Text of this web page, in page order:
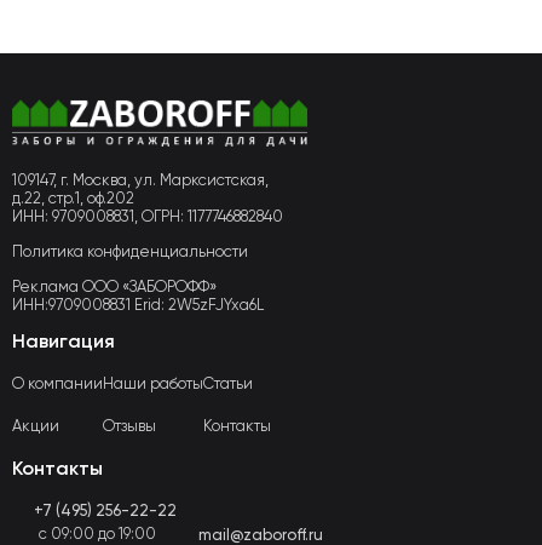
109147, г. Москва, ул. Марксистская,
д.22, стр.1, оф.202
ИНН: 9709008831, ОГРН: 1177746882840
Политика конфиденциальности
Реклама ООО «ЗАБОРОФФ»
ИНН:9709008831 Erid: 2W5zFJYxa6L
Навигация
О компании
Акции
Наши работы
Отзывы
Статьи
Контакты
Контакты
+7 (495) 256-22-22
с 09:00 до 19:00
mail@zaboroff.ru